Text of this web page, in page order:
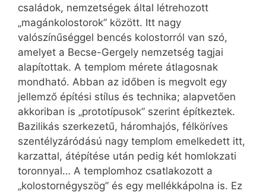
családok, nemzetségek által létrehozott
„magánkolostorok” között. Itt nagy
valószínűséggel bencés kolostorról van szó,
amelyet a Becse-Gergely nemzetség tagjai
alapítottak. A templom mérete átlagosnak
mondható. Abban az időben is megvolt egy
jellemző építési stílus és technika; alapvetően
akkoriban is „prototípusok” szerint építkeztek.
Bazilikás szerkezetű, háromhajós, félköríves
szentélyzáródású nagy templom emelkedett itt,
karzattal, átépítése után pedig két homlokzati
toronnyal… A templomhoz csatlakozott a
„kolostornégyszög” és egy mellékkápolna is. Ez